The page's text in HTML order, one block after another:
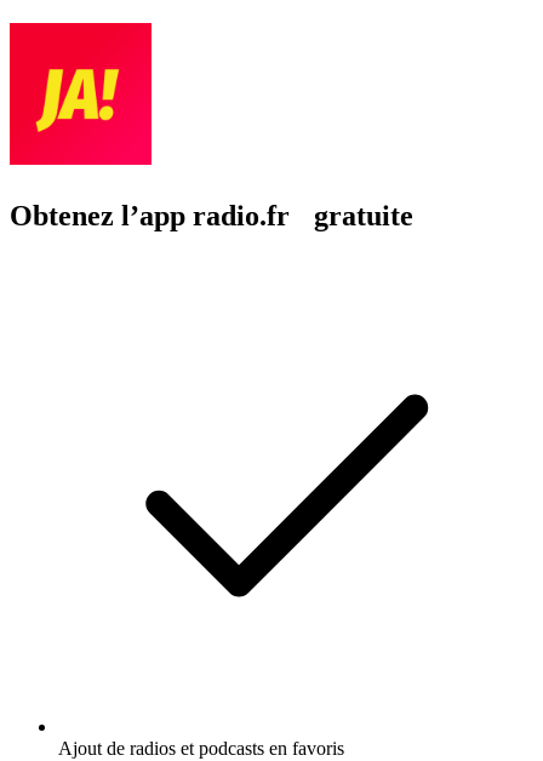
Obtenez l’app radio.fr gratuite
Ajout de radios et podcasts en favoris